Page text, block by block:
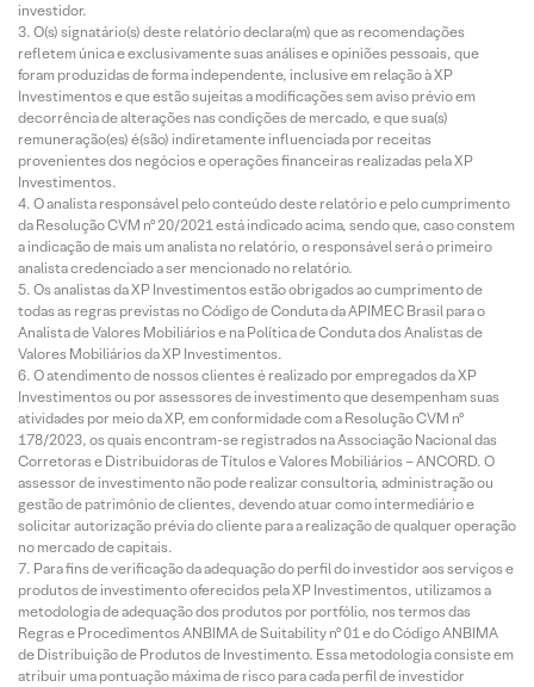
investidor.
O(s) signatário(s) deste relatório declara(m) que as recomendações
refletem única e exclusivamente suas análises e opiniões pessoais, que
foram produzidas de forma independente, inclusive em relação à XP
Investimentos e que estão sujeitas a modificações sem aviso prévio em
decorrência de alterações nas condições de mercado, e que sua(s)
remuneração(es) é(são) indiretamente influenciada por receitas
provenientes dos negócios e operações financeiras realizadas pela XP
Investimentos.
O analista responsável pelo conteúdo deste relatório e pelo cumprimento
da Resolução CVM nº 20/2021 está indicado acima, sendo que, caso constem
a indicação de mais um analista no relatório, o responsável será o primeiro
analista credenciado a ser mencionado no relatório.
Os analistas da XP Investimentos estão obrigados ao cumprimento de
todas as regras previstas no Código de Conduta da APIMEC Brasil para o
Analista de Valores Mobiliários e na Política de Conduta dos Analistas de
Valores Mobiliários da XP Investimentos.
O atendimento de nossos clientes é realizado por empregados da XP
Investimentos ou por assessores de investimento que desempenham suas
atividades por meio da XP, em conformidade com a Resolução CVM nº
178/2023, os quais encontram-se registrados na Associação Nacional das
Corretoras e Distribuidoras de Títulos e Valores Mobiliários – ANCORD. O
assessor de investimento não pode realizar consultoria, administração ou
gestão de patrimônio de clientes, devendo atuar como intermediário e
solicitar autorização prévia do cliente para a realização de qualquer operação
no mercado de capitais.
Para fins de verificação da adequação do perfil do investidor aos serviços e
produtos de investimento oferecidos pela XP Investimentos, utilizamos a
metodologia de adequação dos produtos por portfólio, nos termos das
Regras e Procedimentos ANBIMA de Suitability nº 01 e do Código ANBIMA
de Distribuição de Produtos de Investimento. Essa metodologia consiste em
atribuir uma pontuação máxima de risco para cada perfil de investidor